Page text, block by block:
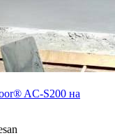
AC-S200 на